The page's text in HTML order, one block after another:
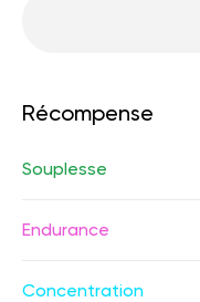
Récompense
Souplesse
Endurance
Concentration